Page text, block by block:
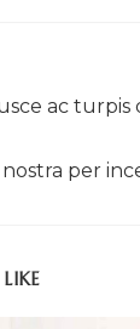
ac turpis
per